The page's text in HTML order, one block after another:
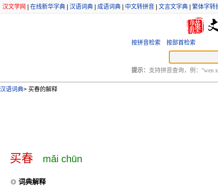
汉文学网 在线新华字典 汉语词典 成语词典 中文转拼音 文言文字典 繁体字转
按拼音检索 按部首检索
提示： 支持拼音查询，例：“wen
汉语词典> 买春的解释
买春 mǎi chūn
词典解释